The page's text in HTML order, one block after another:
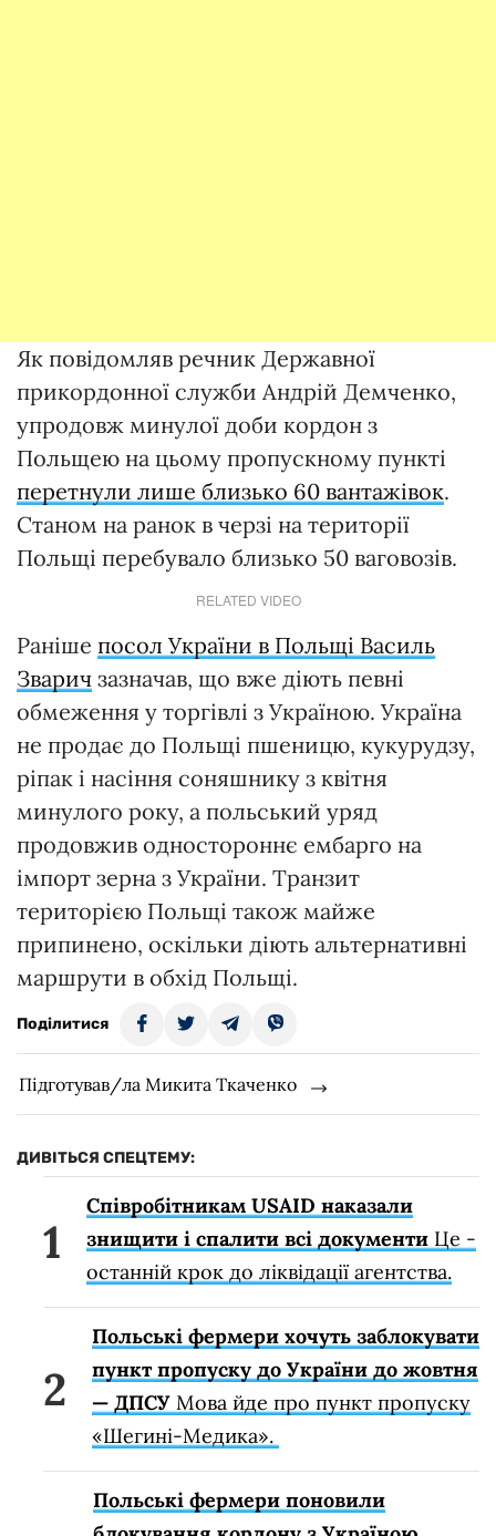
Як повідомляв речник Державної
прикордонної служби Андрій Демченко,
упродовж минулої доби кордон з
Польщею на цьому пропускному пункті
перетнули лише близько 60 вантажівок.
Станом на ранок в черзі на території
Польщі перебувало близько 50 ваговозів.
RELATED VIDEO
Раніше посол України в Польщі Василь
Зварич зазначав, що вже діють певні
обмеження у торгівлі з Україною. Україна
не продає до Польщі пшеницю, кукурудзу,
ріпак і насіння соняшнику з квітня
минулого року, а польський уряд
продовжив одностороннє ембарго на
імпорт зерна з України. Транзит
територією Польщі також майже
припинено, оскільки діють альтернативні
маршрути в обхід Польщі.
Поділитися
Підготував/ла Микита Ткаченко
ДИВІТЬСЯ СПЕЦТЕМУ:
Співробітникам USAID наказали
знищити і спалити всі документи Це -
останній крок до ліквідації агентства.
Польські фермери хочуть заблокувати
пункт пропуску до України до жовтня
— ДПСУ Мова йде про пункт пропуску
«Шегині-Медика».
Польські фермери поновили